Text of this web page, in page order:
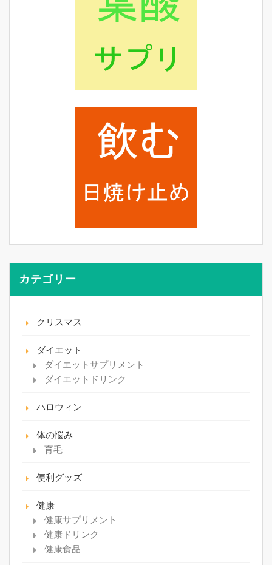
カテゴリー
クリスマス
ダイエット
ダイエットサプリメント
ダイエットドリンク
ハロウィン
体の悩み
育毛
便利グッズ
健康
健康サプリメント
健康ドリンク
健康食品